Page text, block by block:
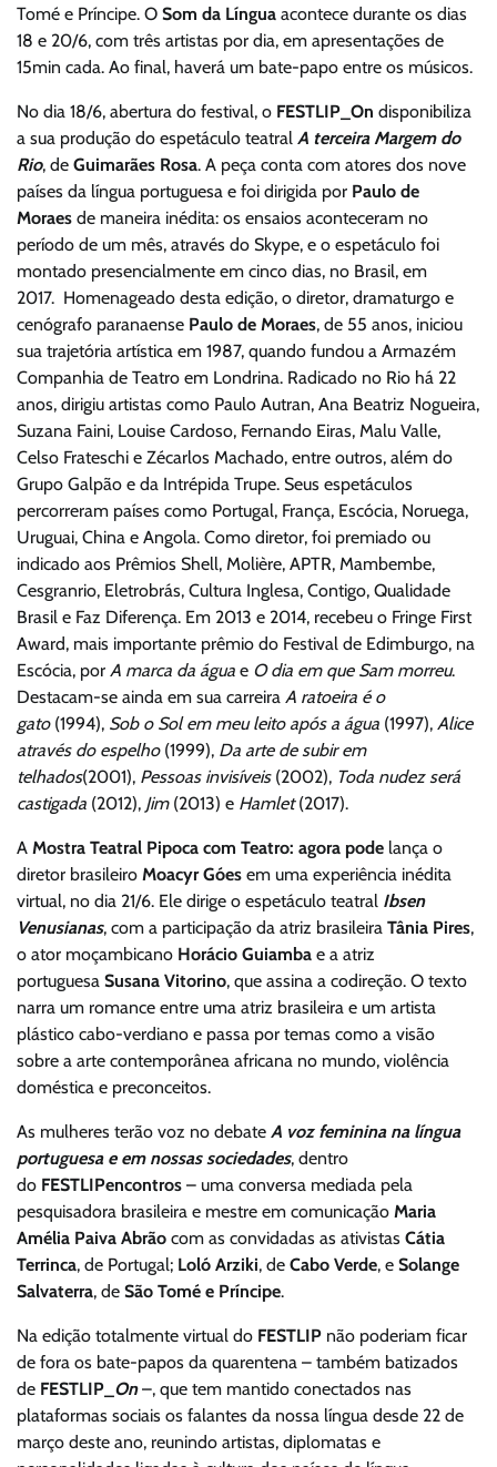
Tomé e Príncipe. O Som da Língua acontece durante os dias
18 e 20/6, com três artistas por dia, em apresentações de
15min cada. Ao final, haverá um bate-papo entre os músicos.
No dia 18/6, abertura do festival, o FESTLIP_On disponibiliza
a sua produção do espetáculo teatral A terceira Margem do
Rio, de Guimarães Rosa. A peça conta com atores dos nove
países da língua portuguesa e foi dirigida por Paulo de
Moraes de maneira inédita: os ensaios aconteceram no
período de um mês, através do Skype, e o espetáculo foi
montado presencialmente em cinco dias, no Brasil, em
2017. Homenageado desta edição, o diretor, dramaturgo e
cenógrafo paranaense Paulo de Moraes, de 55 anos, iniciou
sua trajetória artística em 1987, quando fundou a Armazém
Companhia de Teatro em Londrina. Radicado no Rio há 22
anos, dirigiu artistas como Paulo Autran, Ana Beatriz Nogueira,
Suzana Faini, Louise Cardoso, Fernando Eiras, Malu Valle,
Celso Frateschi e Zécarlos Machado, entre outros, além do
Grupo Galpão e da Intrépida Trupe. Seus espetáculos
percorreram países como Portugal, França, Escócia, Noruega,
Uruguai, China e Angola. Como diretor, foi premiado ou
indicado aos Prêmios Shell, Molière, APTR, Mambembe,
Cesgranrio, Eletrobrás, Cultura Inglesa, Contigo, Qualidade
Brasil e Faz Diferença. Em 2013 e 2014, recebeu o Fringe First
Award, mais importante prêmio do Festival de Edimburgo, na
Escócia, por A marca da água e O dia em que Sam morreu.
Destacam-se ainda em sua carreira A ratoeira é o
gato(1994), Sob o Sol em meu leito após a água (1997), Alice
através do espelho(1999), Da arte de subir em
telhados(2001), Pessoas invisíveis(2002), Toda nudez será
castigada (2012), Jim(2013) e Hamlet(2017).
A Mostra Teatral Pipoca com Teatro: agora pode lança o
diretor brasileiro Moacyr Góes em uma experiência inédita
virtual, no dia 21/6. Ele dirige o espetáculo teatral Ibsen
Venusianas, com a participação da atriz brasileira Tânia Pires,
o ator moçambicano Horácio Guiamba e a atriz
portuguesa Susana Vitorino, que assina a codireção. O texto
narra um romance entre uma atriz brasileira e um artista
plástico cabo-verdiano e passa por temas como a visão
sobre a arte contemporânea africana no mundo, violência
doméstica e preconceitos.
As mulheres terão voz no debate A voz feminina na língua
portuguesa e em nossas sociedades, dentro
do FESTLIPencontros – uma conversa mediada pela
pesquisadora brasileira e mestre em comunicação Maria
Amélia Paiva Abrão com as convidadas as ativistas Cátia
Terrinca, de Portugal; Loló Arziki, de Cabo Verde, e Solange
Salvaterra, de São Tomé e Príncipe.
Na edição totalmente virtual do FESTLIP não poderiam ficar
de fora os bate-papos da quarentena – também batizados
de FESTLIP_ On–, que tem mantido conectados nas
plataformas sociais os falantes da nossa língua desde 22 de
março deste ano, reunindo artistas, diplomatas e